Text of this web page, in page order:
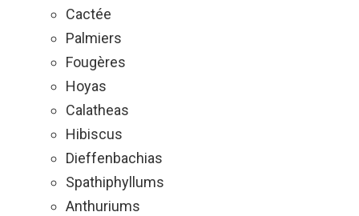
Cactée
Palmiers
Fougères
Hoyas
Calatheas
Hibiscus
Dieffenbachias
Spathiphyllums
Anthuriums